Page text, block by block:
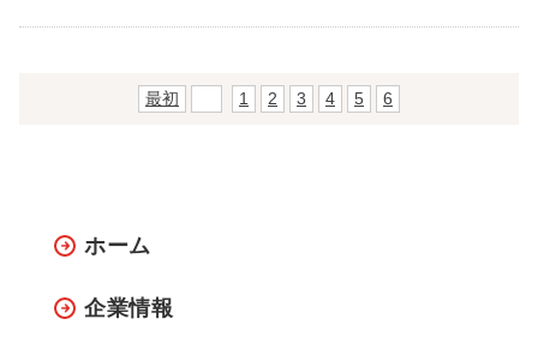
最初 1 2 3 4 5 6
ホーム
企業情報